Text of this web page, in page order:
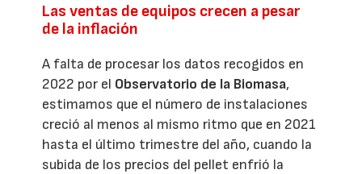
Las ventas de equipos crecen a pesar
de la inflación
A falta de procesar los datos recogidos en
2022 por el Observatorio de la Biomasa,
estimamos que el número de instalaciones
creció al menos al mismo ritmo que en 2021
hasta el último trimestre del año, cuando la
subida de los precios del pellet enfrió la